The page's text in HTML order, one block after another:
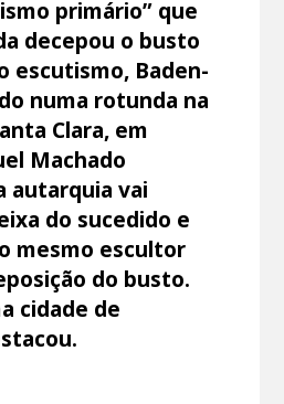
primário” que
decepou o busto
escutismo, Baden-
numa rotunda na
Clara, em
Machado
autarquia vai
do sucedido e
mesmo escultor
do busto.
cidade de